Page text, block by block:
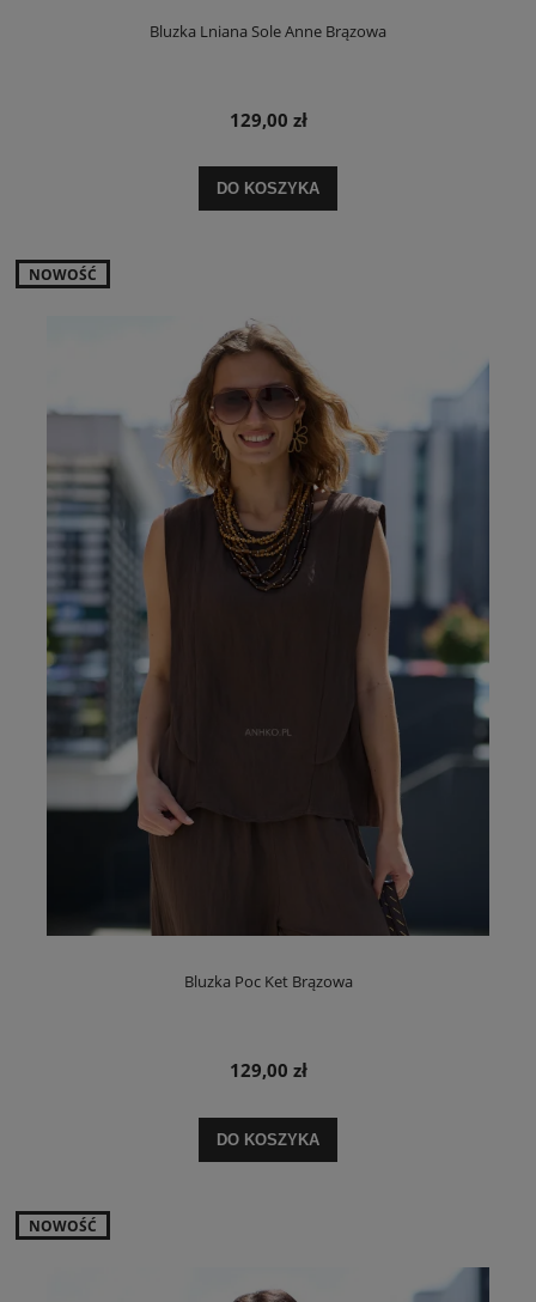
Bluzka Lniana Sole Anne Brązowa
129,00 zł
DO KOSZYKA
Bluzka Poc Ket Brązowa
129,00 zł
DO KOSZYKA
NOWOŚĆ
NOWOŚĆ